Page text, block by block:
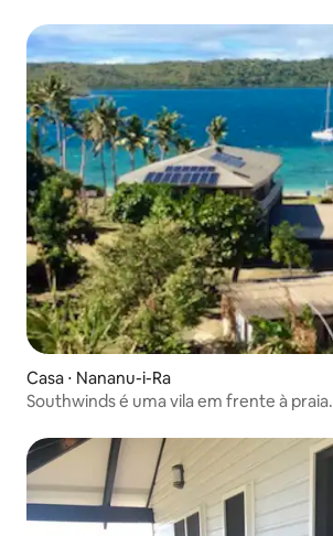
Casa ⋅ Nananu-i-Ra
Southwinds é uma vila em frente à praia.